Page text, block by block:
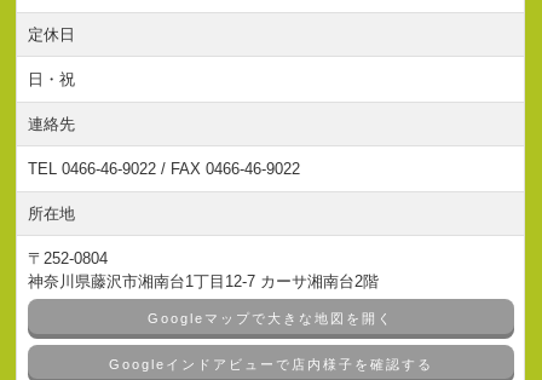
定休日
日・祝
連絡先
TEL 0466-46-9022 / FAX 0466-46-9022
所在地
〒252-0804
神奈川県藤沢市湘南台1丁目12-7 カーサ湘南台2階
Googleマップで大きな地図を開く
Googleインドアビューで店内様子を確認する